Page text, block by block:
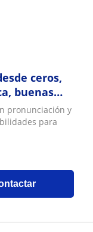
ceros,
buenas
del nuevo
pronunciación y
para